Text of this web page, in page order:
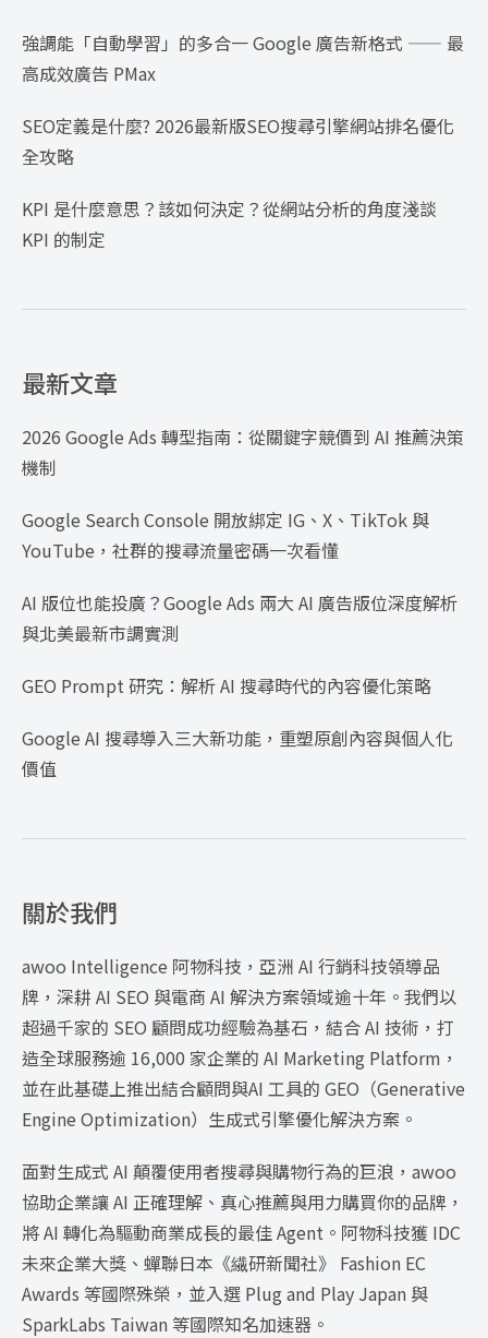
強調能「自動學習」的多合一 Google 廣告新格式 —— 最
高成效廣告 PMax
SEO定義是什麼? 2026最新版SEO搜尋引擎網站排名優化
全攻略
KPI 是什麼意思？該如何決定？從網站分析的角度淺談
KPI 的制定
最新文章
2026 Google Ads 轉型指南：從關鍵字競價到 AI 推薦決策
機制
Google Search Console 開放綁定 IG、X、TikTok 與
YouTube，社群的搜尋流量密碼一次看懂
AI 版位也能投廣？Google Ads 兩大 AI 廣告版位深度解析
與北美最新市調實測
GEO Prompt 研究：解析 AI 搜尋時代的內容優化策略
Google AI 搜尋導入三大新功能，重塑原創內容與個人化
價值
關於我們
awoo Intelligence 阿物科技，亞洲 AI 行銷科技領導品
牌，深耕 AI SEO 與電商 AI 解決方案領域逾十年。我們以
超過千家的 SEO 顧問成功經驗為基石，結合 AI 技術，打
造全球服務逾 16,000 家企業的 AI Marketing Platform，
並在此基礎上推出結合顧問與AI 工具的 GEO（Generative
Engine Optimization）生成式引擎優化解決方案。
面對生成式 AI 顛覆使用者搜尋與購物行為的巨浪，awoo
協助企業讓 AI 正確理解、真心推薦與用力購買你的品牌，
將 AI 轉化為驅動商業成長的最佳 Agent。阿物科技獲 IDC
未來企業大獎、蟬聯日本《繊研新聞社》 Fashion EC
Awards 等國際殊榮，並入選 Plug and Play Japan 與
SparkLabs Taiwan 等國際知名加速器。